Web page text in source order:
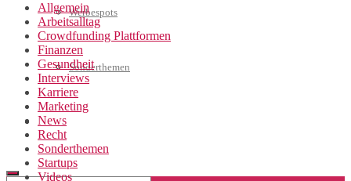
Werbespots
Sonderthemen
Geschäftskonto eröffnen
Allgemein
Arbeitsalltag
Crowdfunding Plattformen
Finanzen
Gesundheit
Interviews
Karriere
Marketing
News
Recht
Sonderthemen
Startups
Videos